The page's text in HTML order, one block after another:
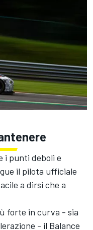
i punti deboli e
il pilota ufficiale
a dirsi che a
forte in curva - sia
- il Balance